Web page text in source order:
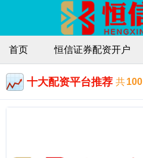
首页 恒信证券配资开户
十大配资平台推荐 共100